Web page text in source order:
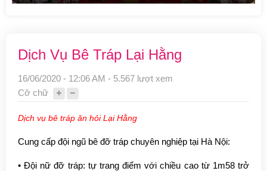
Dịch Vụ Bê Tráp Lại Hằng
16/06/2020 - 12:06 AM - 5.567 lượt xem
Cỡ chữ
Dịch vụ bê tráp ăn hỏi Lại Hằng
Cung cấp đội ngũ bê đỡ tráp chuyên nghiệp tại Hà Nội:
• Đội nữ đỡ tráp: tự trang điểm với chiều cao từ 1m58 trở